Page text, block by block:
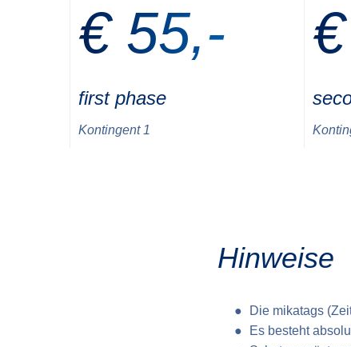
€ 55,-
first phase
Kontingent 1
Hinweise
Die mikatags
Es besteht